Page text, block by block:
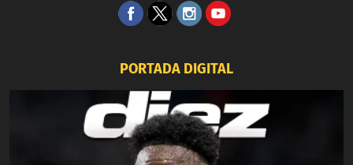
PORTADA DIGITAL